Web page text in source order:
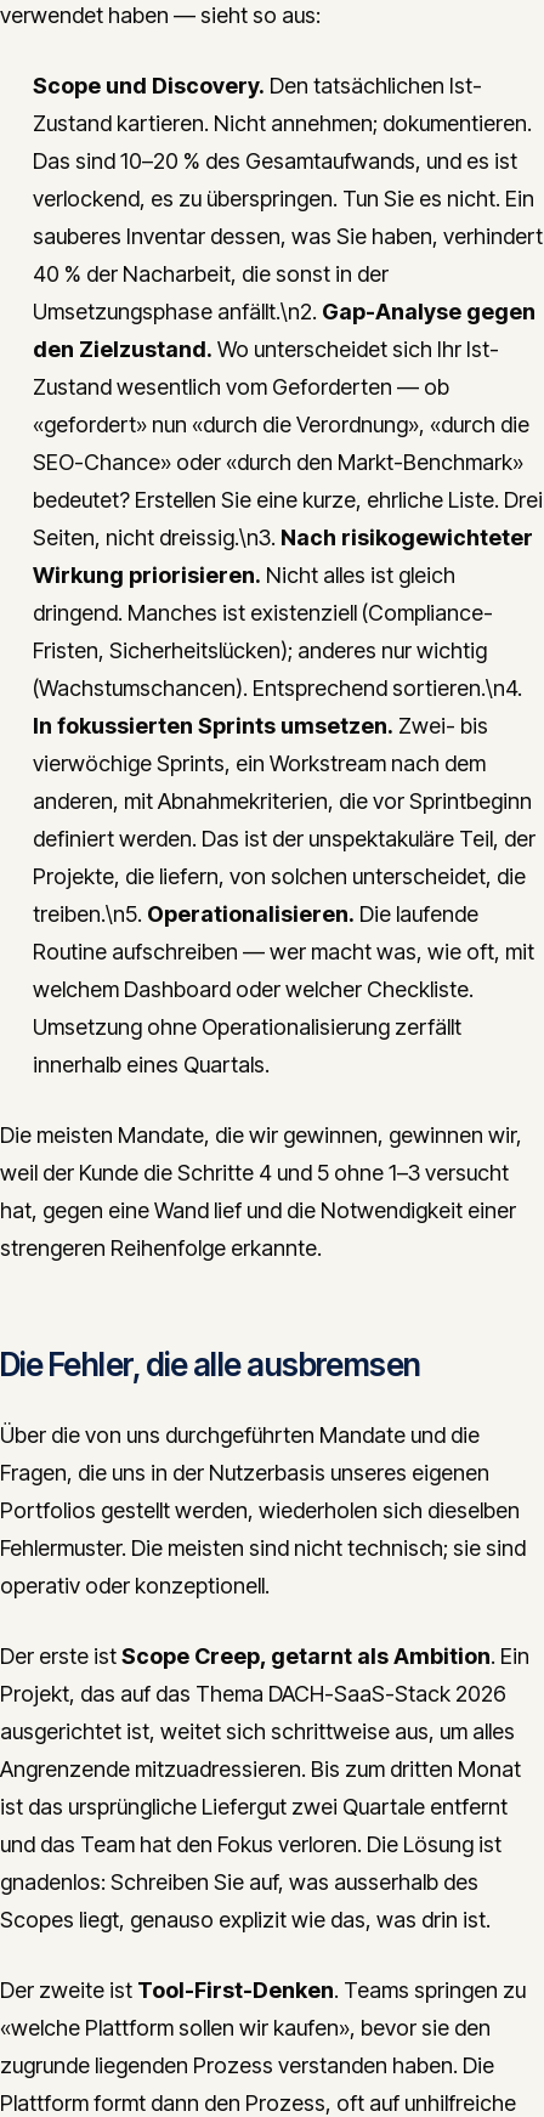
verwendet haben — sieht so aus:
Scope und Discovery. Den tatsächlichen Ist-
Zustand kartieren. Nicht annehmen; dokumentieren.
Das sind 10–20 % des Gesamtaufwands, und es ist
verlockend, es zu überspringen. Tun Sie es nicht. Ein
sauberes Inventar dessen, was Sie haben, verhindert
40 % der Nacharbeit, die sonst in der
Umsetzungsphase anfällt.\n2. Gap-Analyse gegen
den Zielzustand. Wo unterscheidet sich Ihr Ist-
Zustand wesentlich vom Geforderten — ob
«gefordert» nun «durch die Verordnung», «durch die
SEO-Chance» oder «durch den Markt-Benchmark»
bedeutet? Erstellen Sie eine kurze, ehrliche Liste. Drei
Seiten, nicht dreissig.\n3. Nach risikogewichteter
Wirkung priorisieren. Nicht alles ist gleich
dringend. Manches ist existenziell (Compliance-
Fristen, Sicherheitslücken); anderes nur wichtig
(Wachstumschancen). Entsprechend sortieren.\n4.
In fokussierten Sprints umsetzen. Zwei- bis
vierwöchige Sprints, ein Workstream nach dem
anderen, mit Abnahmekriterien, die vor Sprintbeginn
definiert werden. Das ist der unspektakuläre Teil, der
Projekte, die liefern, von solchen unterscheidet, die
treiben.\n5. Operationalisieren. Die laufende
Routine aufschreiben — wer macht was, wie oft, mit
welchem Dashboard oder welcher Checkliste.
Umsetzung ohne Operationalisierung zerfällt
innerhalb eines Quartals.
Die meisten Mandate, die wir gewinnen, gewinnen wir,
weil der Kunde die Schritte 4 und 5 ohne 1–3 versucht
hat, gegen eine Wand lief und die Notwendigkeit einer
strengeren Reihenfolge erkannte.
Die Fehler, die alle ausbremsen
Über die von uns durchgeführten Mandate und die
Fragen, die uns in der Nutzerbasis unseres eigenen
Portfolios gestellt werden, wiederholen sich dieselben
Fehlermuster. Die meisten sind nicht technisch; sie sind
operativ oder konzeptionell.
Der erste istScope Creep, getarnt als Ambition. Ein
Projekt, das auf das Thema DACH-SaaS-Stack 2026
ausgerichtet ist, weitet sich schrittweise aus, um alles
Angrenzende mitzuadressieren. Bis zum dritten Monat
ist das ursprüngliche Liefergut zwei Quartale entfernt
und das Team hat den Fokus verloren. Die Lösung ist
gnadenlos: Schreiben Sie auf, was ausserhalb des
Scopes liegt, genauso explizit wie das, was drin ist.
Der zweite ist Tool-First-Denken. Teams springen zu
«welche Plattform sollen wir kaufen», bevor sie den
zugrunde liegenden Prozess verstanden haben. Die
Plattform formt dann den Prozess, oft auf unhilfreiche